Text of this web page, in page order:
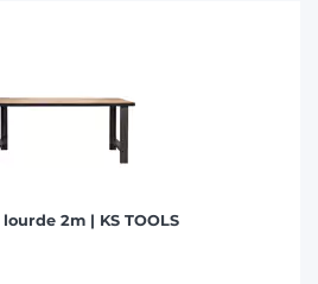
2m | KS TOOLS